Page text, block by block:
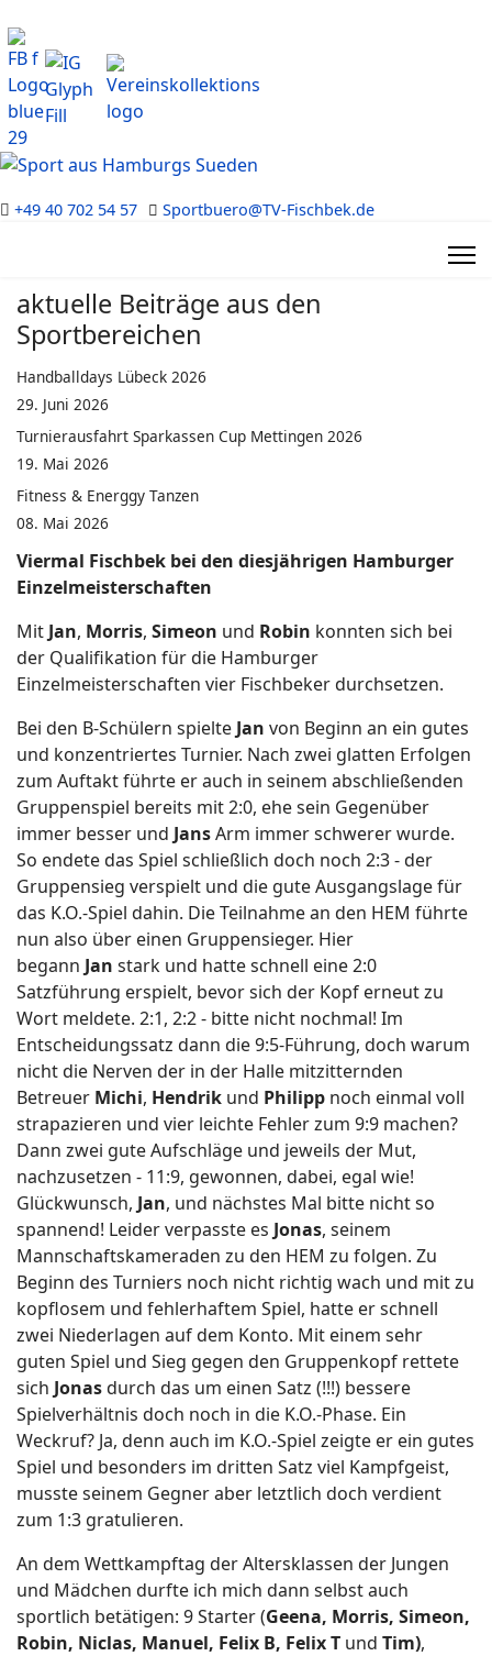
+49 40 702 54 57 Sportbuero@TV-Fischbek.de
aktuelle Beiträge aus den
Sportbereichen
Handballdays Lübeck 2026
29. Juni 2026
Turnierausfahrt Sparkassen Cup Mettingen 2026
19. Mai 2026
Fitness & Energgy Tanzen
08. Mai 2026
Viermal Fischbek bei den diesjährigen Hamburger
Einzelmeisterschaften
Mit Jan, Morris, Simeon und Robin konnten sich bei
der Qualifikation für die Hamburger
Einzelmeisterschaften vier Fischbeker durchsetzen.
Bei den B-Schülern spielte Jan von Beginn an ein gutes
und konzentriertes Turnier. Nach zwei glatten Erfolgen
zum Auftakt führte er auch in seinem abschließenden
Gruppenspiel bereits mit 2:0, ehe sein Gegenüber
immer besser und JansArm immer schwerer wurde.
So endete das Spiel schließlich doch noch 2:3 - der
Gruppensieg verspielt und die gute Ausgangslage für
das K.O.-Spiel dahin. Die Teilnahme an den HEM führte
nun also über einen Gruppensieger. Hier
begann Jan stark und hatte schnell eine 2:0
Satzführung erspielt, bevor sich der Kopf erneut zu
Wort meldete. 2:1, 2:2 - bitte nicht nochmal! Im
Entscheidungssatz dann die 9:5-Führung, doch warum
nicht die Nerven der in der Halle mitzitternden
Betreuer Michi, Hendrik und Philipp noch einmal voll
strapazieren und vier leichte Fehler zum 9:9 machen?
Dann zwei gute Aufschläge und jeweils der Mut,
nachzusetzen - 11:9, gewonnen, dabei, egal wie!
Glückwunsch, Jan, und nächstes Mal bitte nicht so
spannend! Leider verpasste es Jonas, seinem
Mannschaftskameraden zu den HEM zu folgen. Zu
Beginn des Turniers noch nicht richtig wach und mit zu
kopflosem und fehlerhaftem Spiel, hatte er schnell
zwei Niederlagen auf dem Konto. Mit einem sehr
guten Spiel und Sieg gegen den Gruppenkopf rettete
sich Jonasdurch das um einen Satz (!!!) bessere
Spielverhältnis doch noch in die K.O.-Phase. Ein
Weckruf? Ja, denn auch im K.O.-Spiel zeigte er ein gutes
Spiel und besonders im dritten Satz viel Kampfgeist,
musste seinem Gegner aber letztlich doch verdient
zum 1:3 gratulieren.
An dem Wettkampftag der Altersklassen der Jungen
und Mädchen durfte ich mich dann selbst auch
sportlich betätigen: 9 Starter (Geena, Morris, Simeon,
Robin, Niclas, Manuel, Felix B, Felix T und Tim),